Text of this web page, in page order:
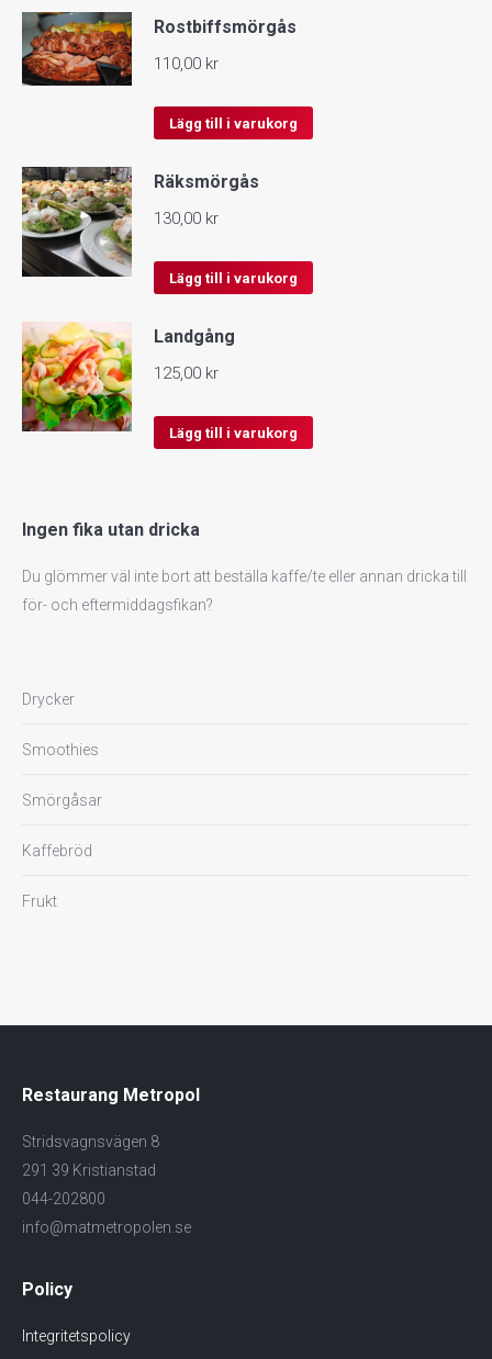
Rostbiffsmörgås
110,00 kr
Lägg till i varukorg
Räksmörgås
130,00 kr
Lägg till i varukorg
Landgång
125,00 kr
Lägg till i varukorg
Ingen fika utan dricka
Du glömmer väl inte bort att beställa kaffe/te eller annan dricka till
för- och eftermiddagsfikan?
Drycker
Smoothies
Smörgåsar
Kaffebröd
Frukt
Restaurang Metropol
Stridsvagnsvägen 8
291 39 Kristianstad
044-202800
info@matmetropolen.se
Policy
Integritetspolicy